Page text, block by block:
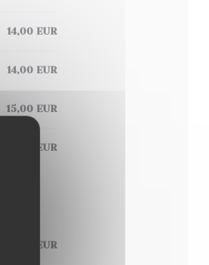
14,00 EUR
14,00 EUR
15,00 EUR
12,00 EUR
22,00 EUR